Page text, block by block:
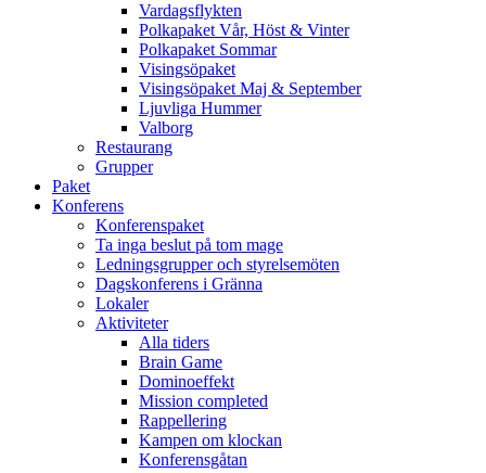
Vardagsflykten
Polkapaket Vår, Höst & Vinter
Polkapaket Sommar
Visingsöpaket
Visingsöpaket Maj & September
Ljuvliga Hummer
Valborg
Restaurang
Grupper
Paket
Konferens
Konferenspaket
Ta inga beslut på tom mage
Ledningsgrupper och styrelsemöten
Dagskonferens i Gränna
Lokaler
Aktiviteter
Alla tiders
Brain Game
Dominoeffekt
Mission completed
Rappellering
Kampen om klockan
Konferensgåtan